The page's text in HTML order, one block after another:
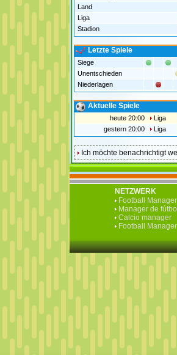
Land
Liga
Stadion
Letzte Spiele
Siege
Unentschieden
Niederlagen
Aktuelle Spiele
heute 20:00 Liga
gestern 20:00
Liga
Ich möchte benachrichtigt
NETZWERK
Football Manager
Manager de fútbol
Calcio manager
Football Manager